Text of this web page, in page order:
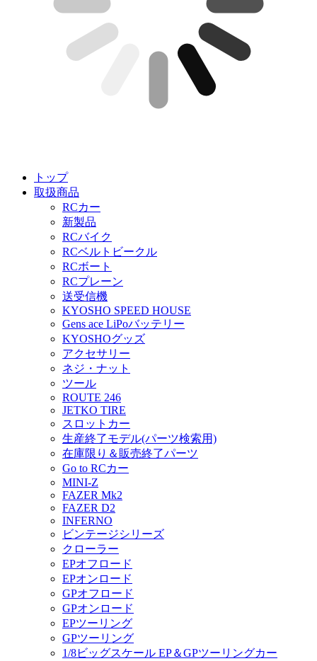
トップ
取扱商品
RCカー
新製品
RCバイク
RCベルトビークル
RCボート
RCプレーン
送受信機
KYOSHO SPEED HOUSE
Gens ace LiPoバッテリー
KYOSHOグッズ
アクセサリー
ネジ・ナット
ツール
ROUTE 246
JETKO TIRE
スロットカー
生産終了モデル(パーツ検索用)
在庫限り＆販売終了パーツ
Go to RCカー
MINI-Z
FAZER Mk2
FAZER D2
INFERNO
ビンテージシリーズ
クローラー
EPオフロード
EPオンロード
GPオフロード
GPオンロード
EPツーリング
GPツーリング
1/8ビッグスケール EP＆GPツーリングカー